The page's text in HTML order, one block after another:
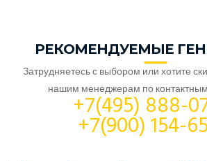
РЕКОМЕНДУЕМЫЕ
Затрудняетесь с выбором или хотите
нашим менеджерам по
+7(495) 888-
+7(900) 154-